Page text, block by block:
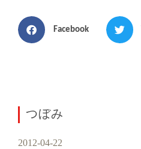
Facebook
つぼみ
2012-04-22